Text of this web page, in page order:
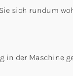
sich rundum
in der